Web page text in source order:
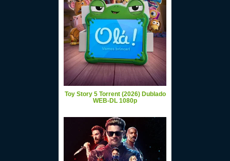
Toy Story 5 Torrent (2026) Dublado
WEB-DL 1080p